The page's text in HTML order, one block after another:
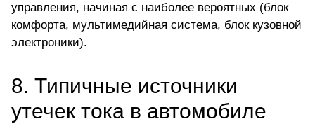
управления, начиная с наиболее вероятных (блок
комфорта, мультимедийная система, блок кузовной
электроники).
8. Типичные источники
утечек тока в автомобиле